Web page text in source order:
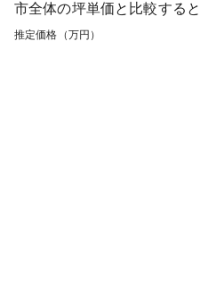
市全体の坪単価と比較すると
推定価格（万円）